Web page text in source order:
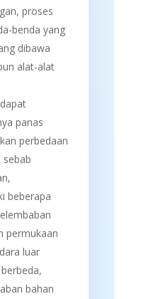
proses
benda yang
dibawa
alat-alat
panas
perbedaan
sebab
beberapa
permukaan
luar
bahan